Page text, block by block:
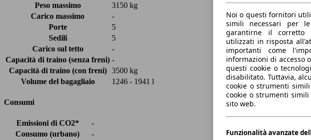
Peso massimo
3150 kg
Carico massimo
-
Porte
5
Sedili
5
Carico sul tetto
-
Capacità di traino (senza freni) -
Capacità di traino (con freni)
3500 kg
Volume del bagagliaio
1246 - 1941 l
Consumi
Emissioni di CO2*
-
Consumo (urbano)
-
Noi o questi fornitori
simili necessari per
garantirne il corretto
utilizzati in risposta
importanti come
informazioni di accesso
questi cookie o
disabilitato. Tuttavia,
cookie o strumenti
cookie o strumenti
sito web.
Funzionalità avanzate